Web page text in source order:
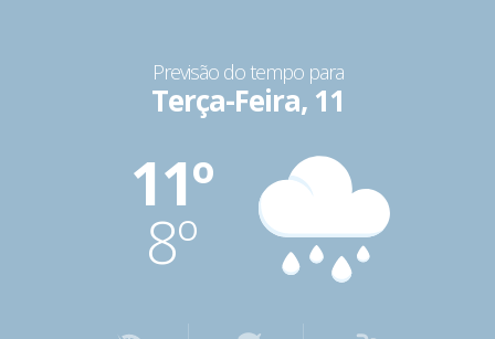
Previsão do tempo para
Terça-Feira, 11
11º
8º